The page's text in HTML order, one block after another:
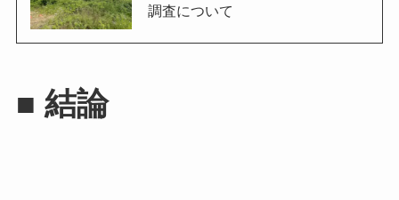
調査について
■ 結論